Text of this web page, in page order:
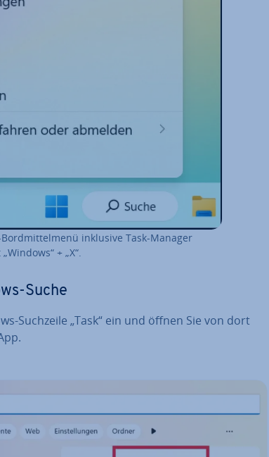
inklusive Task-Manager
+ „X“.
Suche
Suchzeile „Task“ ein und öffnen Sie von dort